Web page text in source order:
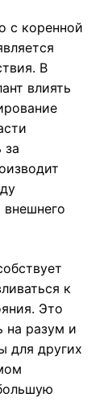
с коренной
В
влиять
за
к
Это
на разум и
для других